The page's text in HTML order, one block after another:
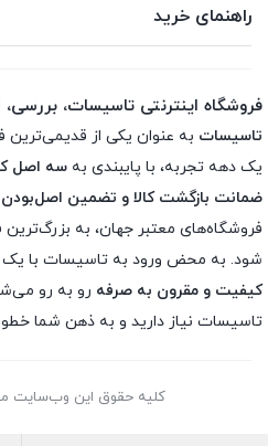
راهنمای خرید
فروشگاه اینترنتی تاسیسات، بررسی،
تاسیسات به عنوان یکی از قدیمی‌ترین
یک دهه تجربه، با پایبندی به
ضمانت بازگشت کالا و تضمین اصل‌بودن
فروشگاه‌های معتبر جهان، به بزرگ‌ترین
شود. به محض ورود به تاسیسات با یک
کیفیت و مقرون به صرفه رو به رو
تاسیسات نیاز دارید و به ذهن شما
کلیه حقوق این وب‌سایت